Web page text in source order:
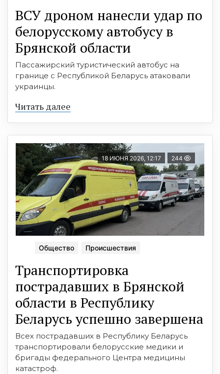
ВСУ дроном нанесли удар по
белорусскому автобусу в
Брянской области
Пассажирский туристический автобус на
границе с Республикой Беларусь атаковали
украинцы.
Читать далее
18 ИЮНЯ 2026, 12:17 244
Общество Происшествия
Транспортировка
пострадавших в Брянской
области в Республику
Беларусь успешно завершена
Всех пострадавших в Республику Беларусь
транспортировали белорусские медики и
бригады федерального Центра медицины
катастроф.